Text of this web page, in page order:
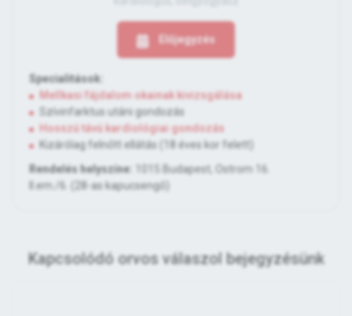
Előjegyzés
Specialitások:
Mellkasi fájdalom okainak kivizsgálása
Szívinfarktus utáni gondozás
Hosszú távú kardiológiai gondozás
Kizárólag felnőtt ellátás (18 éves kor felett)
Rendelés helyszíne:
1015 Budapest, Ostrom 16.
II.em./6. (28-as kapucsengő)
Kapcsolódó orvos válaszol bejegyzésünk